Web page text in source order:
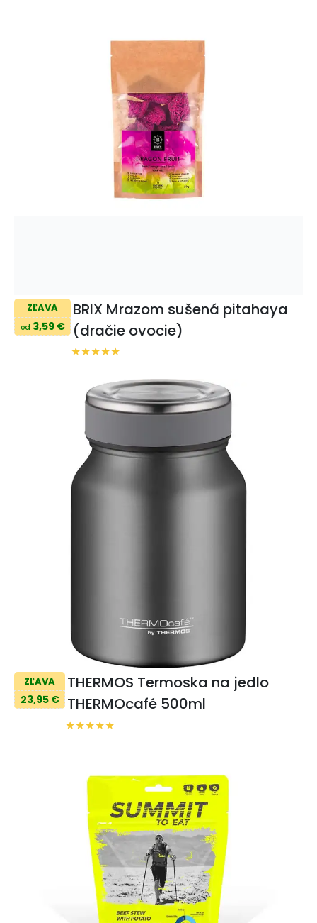
ZĽAVA
od 3,59 €
BRIX Mrazom sušená pitahaya
(dračie ovocie)
ZĽAVA
23,95 €
THERMOS Termoska na jedlo
THERMOcafé 500ml